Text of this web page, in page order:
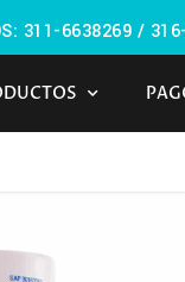
311-6638269 /
🏠 Stay